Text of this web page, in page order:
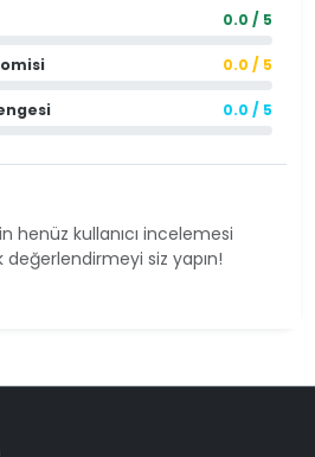
0.0 / 5
0.0 / 5
0.0 / 5
henüz kullanıcı incelemesi
değerlendirmeyi siz yapın!